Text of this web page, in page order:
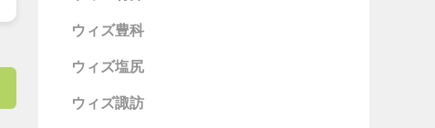
ウィズ豊科
ウィズ塩尻
ウィズ諏訪